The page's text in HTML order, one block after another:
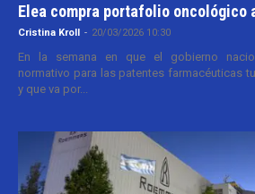
Elea compra portafolio oncológico
Cristina Kroll - 20/03/2026 10:30
En la semana en que el gobierno
normativo para las patentes farmacéuticas
y que va por...